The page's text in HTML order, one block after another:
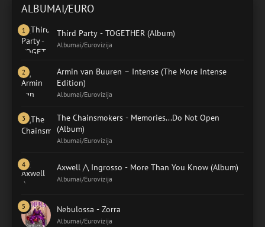
ALBUMAI/EURO
Third Party - TOGETHER (Album)
Albumai/Eurovizija
Armin van Buuren – Intense (The More Intense
Edition)
Albumai/Eurovizija
The Chainsmokers - Memories...Do Not Open
(Album)
Albumai/Eurovizija
Axwell /\ Ingrosso - More Than You Know (Album)
Albumai/Eurovizija
Nebulossa - Zorra
Albumai/Eurovizija